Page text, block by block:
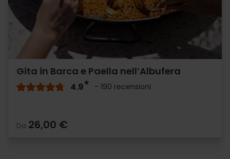
Gita in Barca e Paella nell’Albufera
4.9 - 190 recensioni
Da 26,00 €